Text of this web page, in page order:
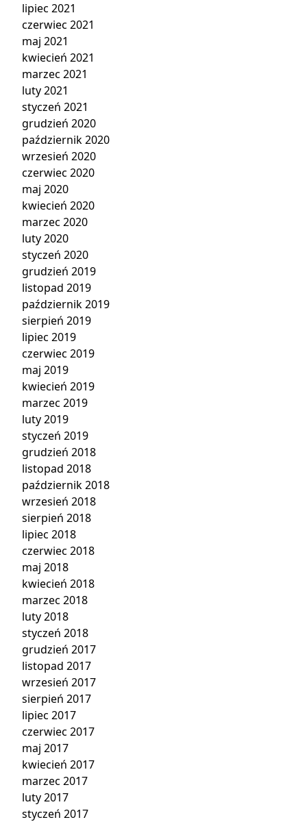
lipiec 2021
czerwiec 2021
maj 2021
kwiecień 2021
marzec 2021
luty 2021
styczeń 2021
grudzień 2020
październik 2020
wrzesień 2020
czerwiec 2020
maj 2020
kwiecień 2020
marzec 2020
luty 2020
styczeń 2020
grudzień 2019
listopad 2019
październik 2019
sierpień 2019
lipiec 2019
czerwiec 2019
maj 2019
kwiecień 2019
marzec 2019
luty 2019
styczeń 2019
grudzień 2018
listopad 2018
październik 2018
wrzesień 2018
sierpień 2018
lipiec 2018
czerwiec 2018
maj 2018
kwiecień 2018
marzec 2018
luty 2018
styczeń 2018
grudzień 2017
listopad 2017
wrzesień 2017
sierpień 2017
lipiec 2017
czerwiec 2017
maj 2017
kwiecień 2017
marzec 2017
luty 2017
styczeń 2017